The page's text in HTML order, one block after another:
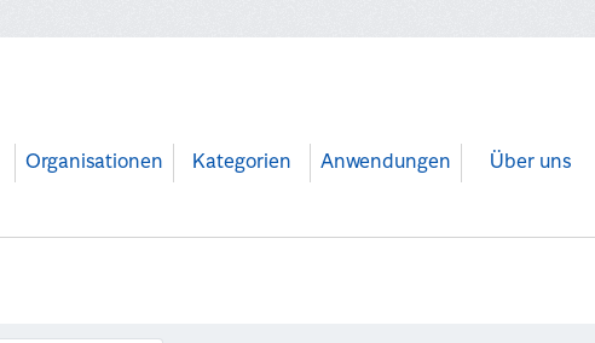
Organisationen Kategorien Anwendungen Über uns